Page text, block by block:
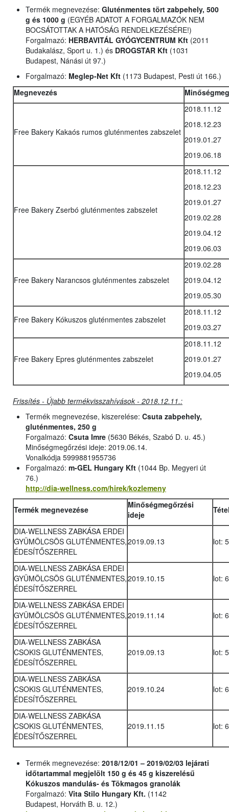
Termék megnevezése: Gluténmentes tört zabpehely, 500
g és 1000 g (EGYÉB ADATOT A FORGALMAZÓK NEM
BOCSÁTOTTAK A HATÓSÁG RENDELKEZÉSÉRE!)
Forgalmazó: HERBAVITÁL GYÓGYCENTRUM Kft (2011
Budakalász, Sport u. 1.) és DROGSTAR Kft (1031
Budapest, Nánási út 97.)
Forgalmazó: Meglep-Net Kft (1173 Budapest, Pesti út 166.)
Megnevezés
Free Bakery Kakaós rumos gluténmentes zabszelet
2018.11.12
2018.12.23
2019.01.27
2019.06.18
Free Bakery Zserbó gluténmentes zabszelet
2018.11.12
2018.12.23
2019.01.27
2019.02.28
2019.04.12
2019.06.03
Free Bakery Narancsos gluténmentes zabszelet
2019.02.28
2019.04.12
2019.05.30
Free Bakery Kókuszos gluténmentes zabszelet
2018.11.12
2019.03.27
Free Bakery Epres gluténmentes zabszelet
2018.11.12
2019.01.27
2019.04.05
Frissítés - Újabb termékvisszahívások - 2018.12.11.:
Termék megnevezése, kiszerelése: Csuta zabpehely,
gluténmentes, 250 g
Forgalmazó: Csuta Imre (5630 Békés, Szabó D. u. 45.)
Minőségmegőrzési ideje: 2019.06.14.
Vonalkódja 5999881955736
Forgalmazó: m-GEL Hungary Kft (1044 Bp. Megyeri út
76.)
http://dia-wellness.com/hirek/kozlemeny
Termék megnevezése
Minőségmegőrzési
ideje
DIA-WELLNESS ZABKÁSA ERDEI
GYÜMÖLCSÖS GLUTÉNMENTES,
ÉDESÍTŐSZERREL
2019.09.13 lot:
DIA-WELLNESS ZABKÁSA ERDEI
GYÜMÖLCSÖS GLUTÉNMENTES,
ÉDESÍTŐSZERREL
2019.10.15 lot:
DIA-WELLNESS ZABKÁSA ERDEI
GYÜMÖLCSÖS GLUTÉNMENTES,
ÉDESÍTŐSZERREL
2019.11.14 lot:
DIA-WELLNESS ZABKÁSA
CSOKIS GLUTÉNMENTES,
ÉDESÍTŐSZERREL
2019.09.13 lot:
DIA-WELLNESS ZABKÁSA
CSOKIS GLUTÉNMENTES,
ÉDESÍTŐSZERREL
2019.10.24 lot:
DIA-WELLNESS ZABKÁSA
CSOKIS GLUTÉNMENTES,
ÉDESÍTŐSZERREL
2019.11.15 lot:
Termék megnevezése: 2018/12/01 – 2019/02/03 lejárati
időtartammal megjelölt 150 g és 45 g kiszerelésű
Kókuszos mandulás- és Tökmagos granolák
Forgalmazó: Vita Stilo Hungary Kft. (1142
Budapest, Horváth B. u. 12.)